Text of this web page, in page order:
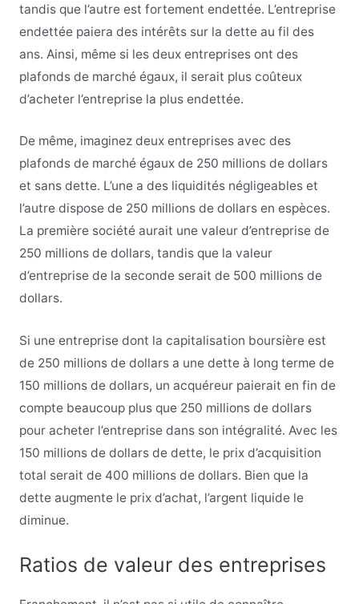
tandis que l’autre est fortement endettée. L’entreprise
endettée paiera des intérêts sur la dette au fil des
ans. Ainsi, même si les deux entreprises ont des
plafonds de marché égaux, il serait plus coûteux
d’acheter l’entreprise la plus endettée.
De même, imaginez deux entreprises avec des
plafonds de marché égaux de 250 millions de dollars
et sans dette. L’une a des liquidités négligeables et
l’autre dispose de 250 millions de dollars en espèces.
La première société aurait une valeur d’entreprise de
250 millions de dollars, tandis que la valeur
d’entreprise de la seconde serait de 500 millions de
dollars.
Si une entreprise dont la capitalisation boursière est
de 250 millions de dollars a une dette à long terme de
150 millions de dollars, un acquéreur paierait en fin de
compte beaucoup plus que 250 millions de dollars
pour acheter l’entreprise dans son intégralité. Avec les
150 millions de dollars de dette, le prix d’acquisition
total serait de 400 millions de dollars. Bien que la
dette augmente le prix d’achat, l’argent liquide le
diminue.
Ratios de valeur des entreprises